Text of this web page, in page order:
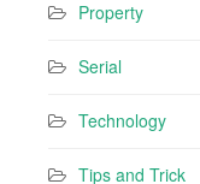
Property
Serial
Technology
Tips and Trick